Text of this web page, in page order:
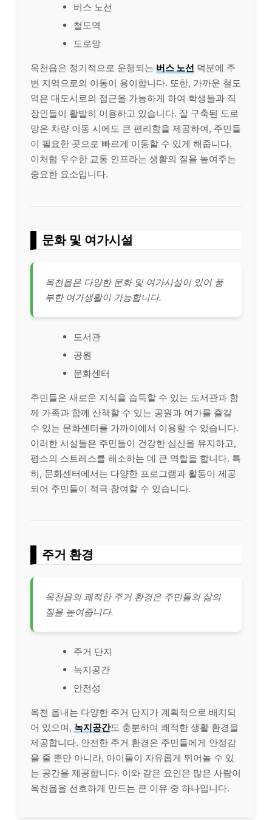
버스 노선
철도역
도로망
옥천읍은 정기적으로 운행되는 버스 노선 덕분에 주
변 지역으로의 이동이 용이합니다. 또한, 가까운 철도
역은 대도시로의 접근을 가능하게 하여 학생들과 직
장인들이 활발히 이용하고 있습니다. 잘 구축된 도로
망은 차량 이동 시에도 큰 편리함을 제공하여, 주민들
이 필요한 곳으로 빠르게 이동할 수 있게 해줍니다.
이처럼 우수한 교통 인프라는 생활의 질을 높여주는
중요한 요소입니다.
문화 및 여가시설
옥천읍은 다양한 문화 및 여가시설이 있어 풍
부한 여가생활이 가능합니다.
도서관
공원
문화센터
주민들은 새로운 지식을 습득할 수 있는 도서관과 함
께 가족과 함께 산책할 수 있는 공원과 여가를 즐길
수 있는 문화센터를 가까이에서 이용할 수 있습니다.
이러한 시설들은 주민들이 건강한 심신을 유지하고,
평소의 스트레스를 해소하는 데 큰 역할을 합니다. 특
히, 문화센터에서는 다양한 프로그램과 활동이 제공
되어 주민들이 적극 참여할 수 있습니다.
주거 환경
옥천읍의 쾌적한 주거 환경은 주민들의 삶의
질을 높여줍니다.
주거 단지
녹지공간
안전성
옥천 읍내는 다양한 주거 단지가 계획적으로 배치되
어 있으며, 녹지공간도 충분하여 쾌적한 생활 환경을
제공합니다. 안전한 주거 환경은 주민들에게 안정감
을 줄 뿐만 아니라, 아이들이 자유롭게 뛰어놀 수 있
는 공간을 제공합니다. 이와 같은 요인은 많은 사람이
옥천읍을 선호하게 만드는 큰 이유 중 하나입니다.